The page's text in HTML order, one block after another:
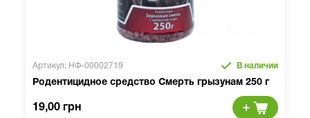
Артикул: НФ-00002719 В наличии
Родентицидное средство Смерть грызунам 250 г
19,00 грн